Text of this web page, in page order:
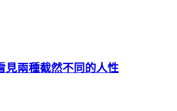
見兩種截然不同的人性